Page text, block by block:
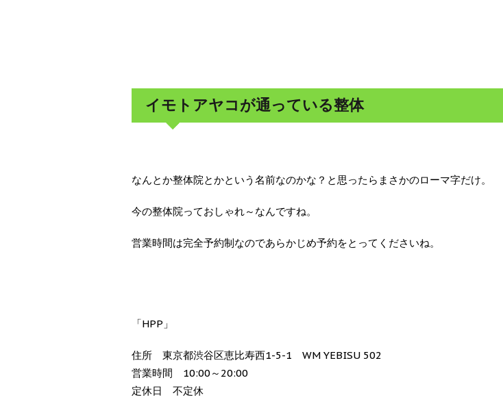
イモトアヤコが通っている整体
なんとか整体院とかという名前なのかな？と思ったらまさかのローマ字だけ。
今の整体院っておしゃれ～なんですね。
営業時間は完全予約制なのであらかじめ予約をとってくださいね。
「HPP」
住所 東京都渋谷区恵比寿西1-5-1 WM YEBISU 502
営業時間 10:00～20:00
定休日 不定休